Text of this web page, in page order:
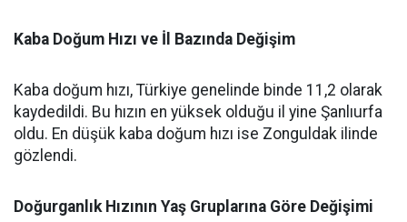
Kaba Doğum Hızı ve İl Bazında Değişim
Kaba doğum hızı, Türkiye genelinde binde 11,2 olarak
kaydedildi. Bu hızın en yüksek olduğu il yine Şanlıurfa
oldu. En düşük kaba doğum hızı ise Zonguldak ilinde
gözlendi.
Doğurganlık Hızının Yaş Gruplarına Göre Değişimi